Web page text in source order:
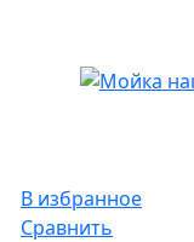
В избранное
Сравнить